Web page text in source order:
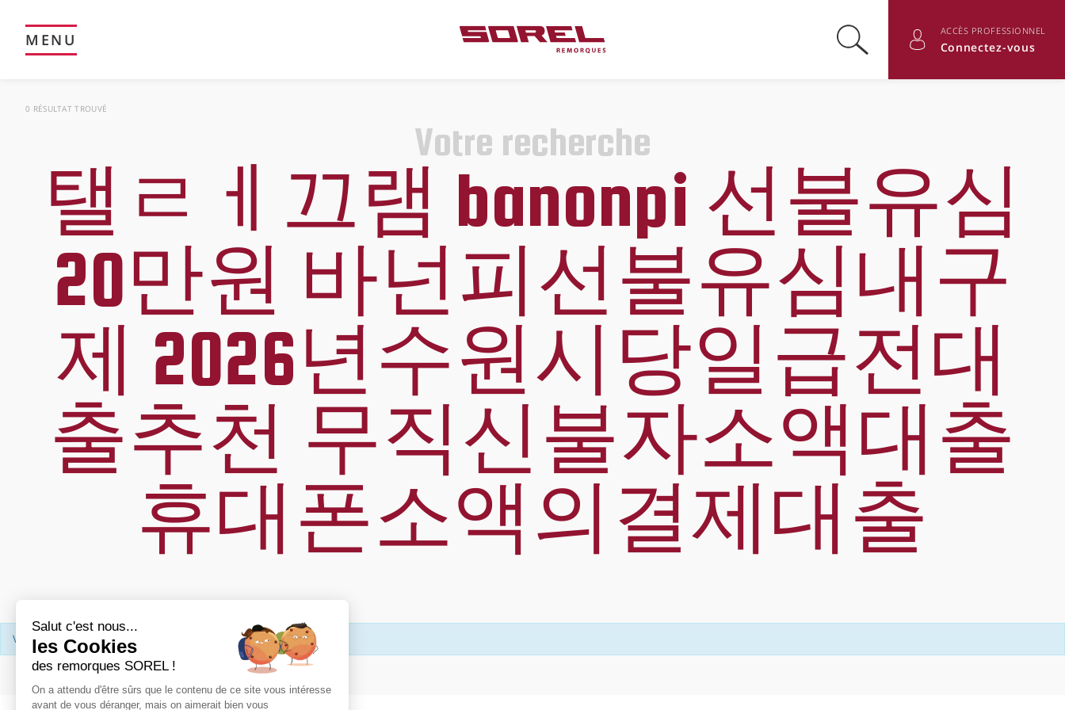
MENU Basculer la rechercheBasculer les informations du
ACCÈS PROFESSIONNEL
Connectez-vous
탤ㄹㅔ끄램 banonpi 선불유심
20만원 바넌피선불유심내구
제 2026년수원시당일급전대
출추천 무직신불자소액대출
휴대폰소액의결제대출
Votre recherche
Votre recherche n’a donné aucun résultat.
0 RÉSULTAT TROUVÉ
Salut c'est nous...
les Cookies
des remorques SOREL !
On a attendu d'être sûrs que le contenu de ce site vous intéresse
avant de vous déranger, mais on aimerait bien vous